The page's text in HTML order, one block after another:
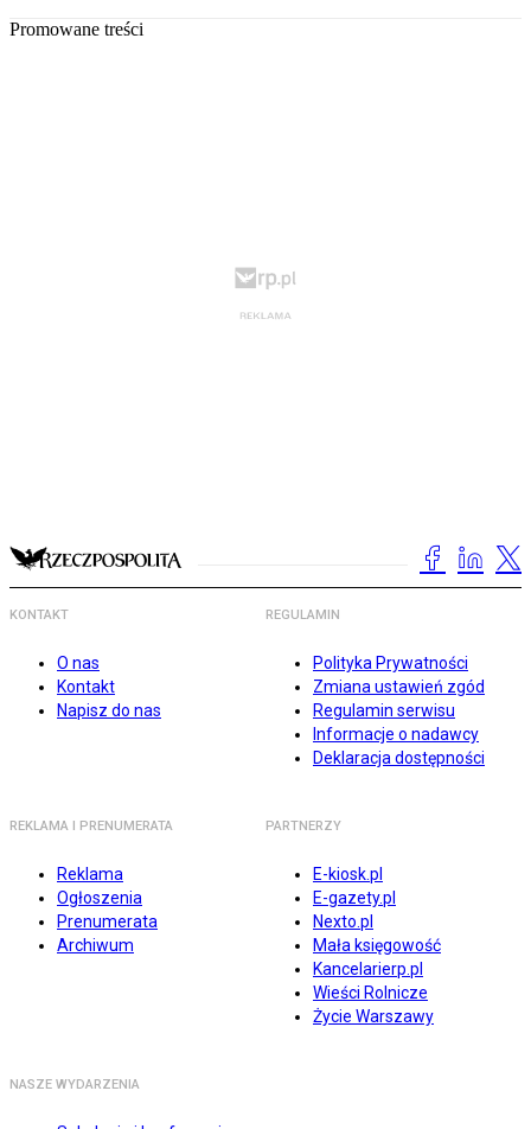
Promowane treści
KONTAKT
O nas
Kontakt
Napisz do nas
REGULAMIN
Polityka Prywatności
Zmiana ustawień zgód
Regulamin serwisu
Informacje o nadawcy
Deklaracja dostępności
REKLAMA I PRENUMERATA
Reklama
Ogłoszenia
Prenumerata
Archiwum
PARTNERZY
E-kiosk.pl
E-gazety.pl
Nexto.pl
Mała księgowość
Kancelarierp.pl
Wieści Rolnicze
Życie Warszawy
NASZE WYDARZENIA